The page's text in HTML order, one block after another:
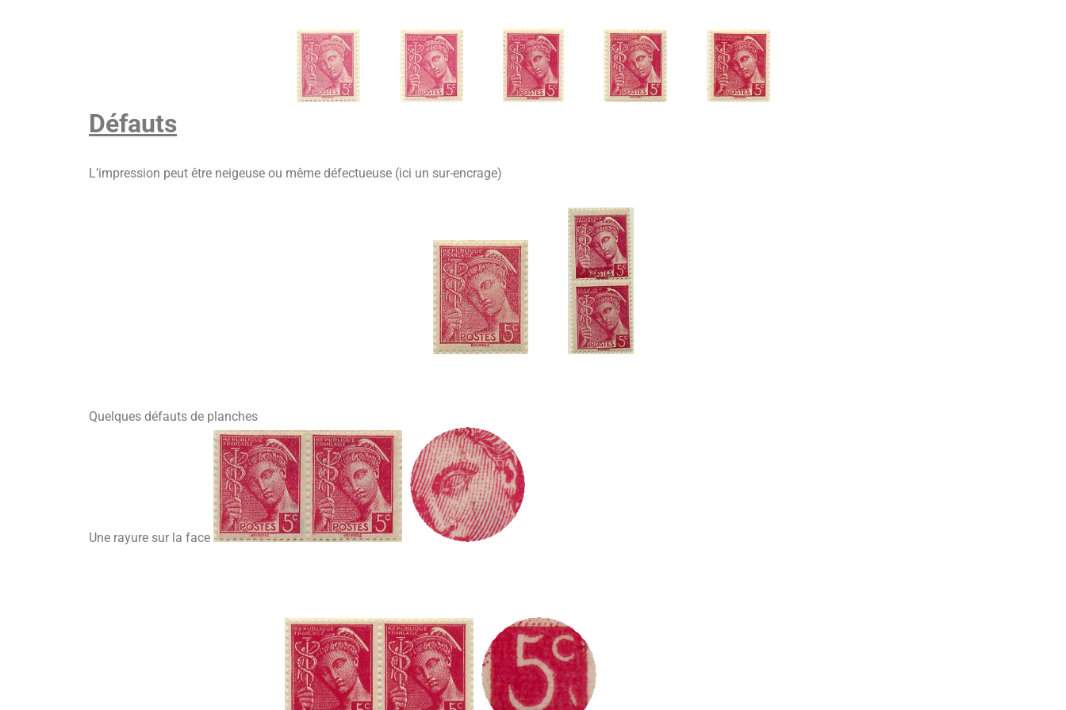
Défauts
L’impression peut être neigeuse ou même défectueuse (ici un sur-encrage)
Quelques défauts de planches
Une rayure sur la face